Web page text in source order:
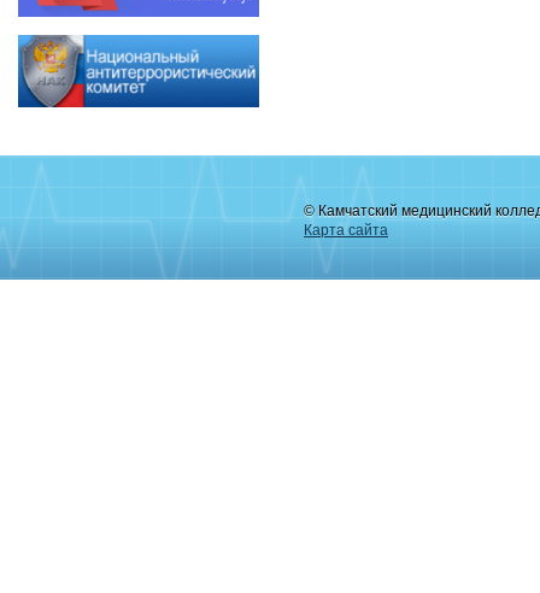
© Камчатский медицинский
Карта сайта